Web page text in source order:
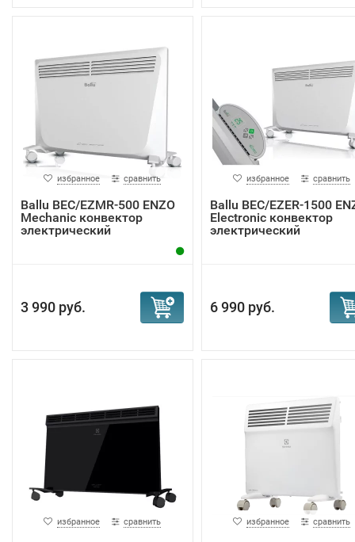
избранное сравнить
Ballu BEC/EZMR-500 ENZO
Mechanic конвектор
электрический
3 990 руб.
избранное сравнить
Ballu BEC/EZER-1500
Electronic конвектор
электрический
6 990 руб.
избранное сравнить избранное сравнить